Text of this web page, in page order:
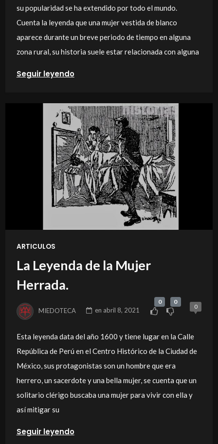
su popularidad se ha extendido por todo el mundo.
Cuenta la leyenda que una mujer vestida de blanco
aparece durante un breve periodo de tiempo en alguna
zona rural, su historia suele estar relacionada con alguna
Seguir leyendo
ARTICULOS
La Leyenda de la Mujer
Herrada.
MIEDOTECA en abril 8, 2021
0 0
0
Esta leyenda data del año 1600 y tiene lugar en la Calle
República de Perú en el Centro Histórico de la Ciudad de
México, sus protagonistas son un hombre que era
herrero, un sacerdote y una bella mujer, se cuenta que un
solitario clérigo buscaba una mujer para vivir con ella y
así mitigar su
Seguir leyendo